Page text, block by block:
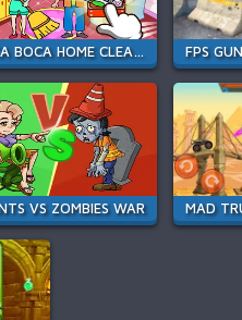
TOCA BOCA HOME CLEAN UP DESIGN
VS ZOMBIES WAR